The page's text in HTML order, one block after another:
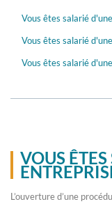
Vous êtes salarié
Vous êtes salarié
Vous êtes salarié
VOUS
L’ouverture d’une